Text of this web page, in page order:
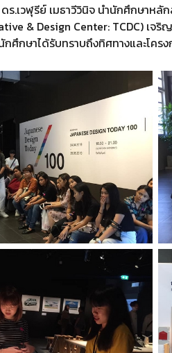
ดร.เวฬุรีย์ เมธาวีวินิจ นำนักศึกษา
& Design Center: TCDC) เจ
กศึกษาได้รับทราบถึงทิศทางและโค